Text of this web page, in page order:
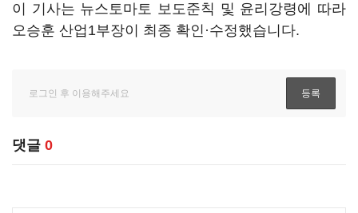
이 기사는 뉴스토마토 보도준칙 및 윤리강령에 따라
오승훈 산업1부장이 최종 확인·수정했습니다.
댓글 0